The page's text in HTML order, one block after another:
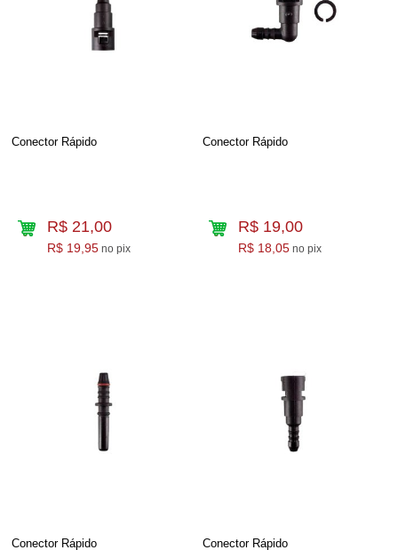
Conector Rápido
R$ 21,00
R$ 19,95 no pix
Conector Rápido
R$ 19,00
R$ 18,05 no pix
Conector Rápido Conector Rápido